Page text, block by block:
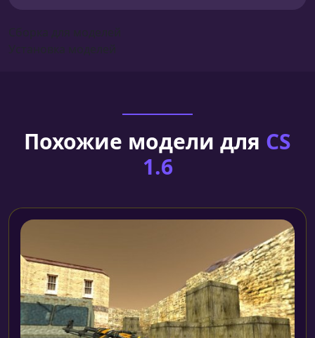
Похожие модели для CS
1.6